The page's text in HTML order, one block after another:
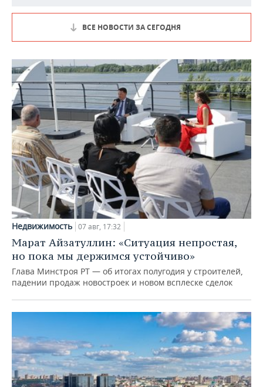
ВСЕ НОВОСТИ ЗА СЕГОДНЯ
Недвижимость 07 авг, 17:32
Марат Айзатуллин: «Ситуация непростая,
но пока мы держимся устойчиво»
Глава Минстроя РТ — об итогах полугодия у строителей,
падении продаж новостроек и новом всплеске сделок